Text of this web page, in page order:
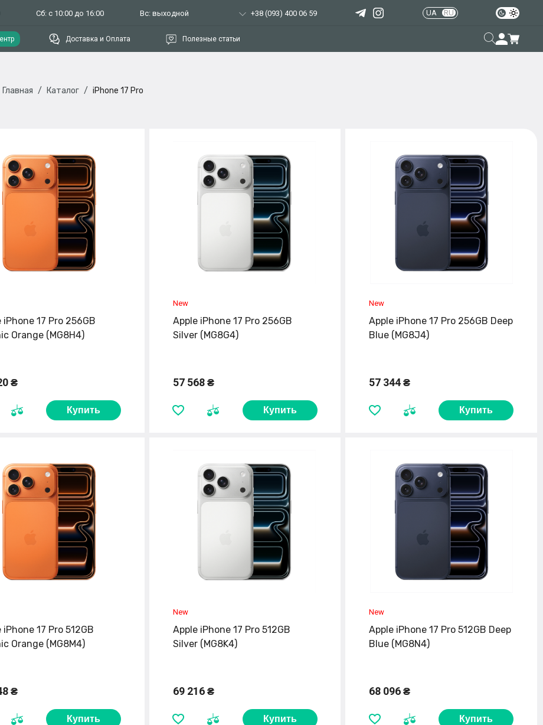
Сб: с 10:00 до 16:00 Вс: выходной +38 (093) 400 06 59 UA RU
Доставка и Оплата Полезные статьи
Главная Каталог iPhone 17 Pro
iPhone 17 Pro 256GB
Orange (MG8H4)
₴
Купить
Apple iPhone 17 Pro 256GB
Silver (MG8G4)
57 568 ₴
Купить
Apple iPhone 17 Pro 256GB Deep
Blue (MG8J4)
57 344 ₴
Купить
iPhone 17 Pro 512GB
Orange (MG8M4)
₴
Купить
Apple iPhone 17 Pro 512GB
Silver (MG8K4)
69 216 ₴
Купить
Apple iPhone 17 Pro 512GB Deep
Blue (MG8N4)
68 096 ₴
Купить